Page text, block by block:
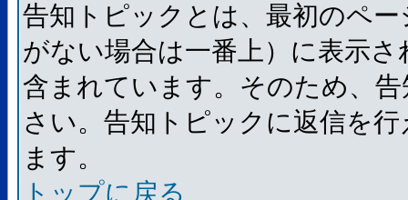
告知トピックとは、最初のペ
がない場合は一番上）に表示
含まれています。そのため、
さい。告知トピックに返信を
ます。
トップに戻る